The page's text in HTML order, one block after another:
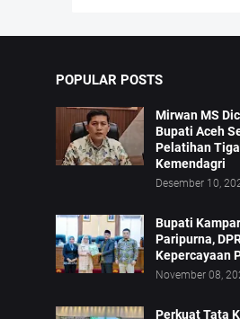
POPULAR POSTS
Mirwan MS
Bupati Aceh
Pelatihan
Kemendagri
Desember 10,
Bupati
Paripurna,
Kepercayaan
November 08,
Perkuat Tata